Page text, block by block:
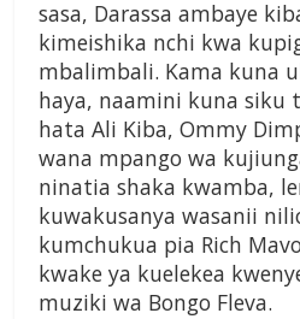
sasa, Darassa ambaye
kimeishika nchi kwa
mbalimbali. Kama kuna
haya, naamini kuna siku
hata Ali Kiba, Ommy
wana mpango wa
ninatia shaka kwamba,
kuwakusanya wasanii
kumchukua pia Rich
kwake ya kuelekea
muziki wa Bongo Fleva.